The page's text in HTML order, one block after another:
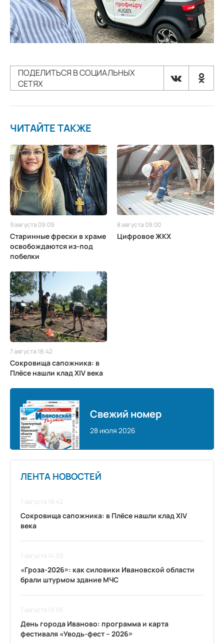
ПОДЕЛИТЬСЯ В СОЦИАЛЬНЫХ
СЕТЯХ
ЧИТАЙТЕ ТАКЖЕ
9 августа 09:09
Старинные фрески в храме
освобождаются из-под
побелки
8 августа 09:00
Цифровое ЖКХ
7 августа 18:42
Сокровища сапожника: в
Плёсе нашли клад XIV века
Свежий номер
28 июля 2026
ЛЕНТА НОВОСТЕЙ
7 августа 18:42
Сокровища сапожника: в Плёсе нашли клад XIV
века
7 августа 14:59
«Гроза-2026»: как силовики Ивановской области
брали штурмом здание МЧС
7 августа 13:55
День города Иваново: программа и карта
фестиваля «Уводь-фест – 2026»